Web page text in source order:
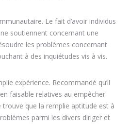
Le fait d’avoir individus
soutiennent concernant une
les problèmes concernant
à des inquiétudes vis à vis.
expérience. Recommandé qu’il
faisable relatives au empêcher
trouve que la remplie aptitude est à
parmi les divers diriger et